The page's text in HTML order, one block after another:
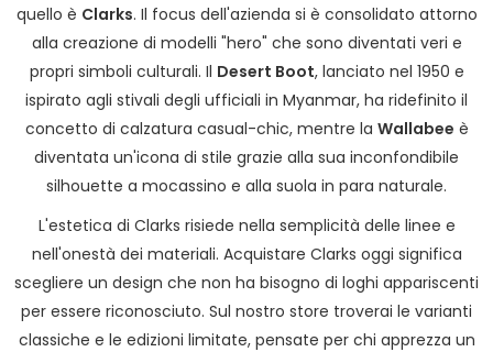
quello è Clarks. Il focus dell'azienda si è consolidato attorno
alla creazione di modelli "hero" che sono diventati veri e
propri simboli culturali. Il Desert Boot, lanciato nel 1950 e
ispirato agli stivali degli ufficiali in Myanmar, ha ridefinito il
concetto di calzatura casual-chic, mentre la Wallabee è
diventata un'icona di stile grazie alla sua inconfondibile
silhouette a mocassino e alla suola in para naturale.
L'estetica di Clarks risiede nella semplicità delle linee e
nell'onestà dei materiali. Acquistare Clarks oggi significa
scegliere un design che non ha bisogno di loghi appariscenti
per essere riconosciuto. Sul nostro store troverai le varianti
classiche e le edizioni limitate, pensate per chi apprezza un